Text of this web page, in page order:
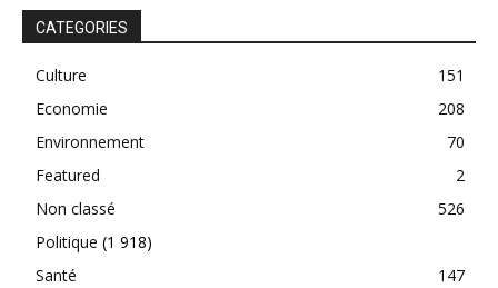
CATEGORIES
Culture
151
Economie
208
Environnement
70
Featured
2
Non classé
526
Politique (1 918)
Santé
147